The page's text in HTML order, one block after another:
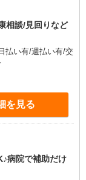
任者研修 ・実務
相談/見回りなど
払い有/週払い有/交
を見る
病院で補助だけ